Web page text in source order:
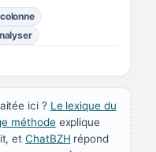
ici ? Le lexique du
méthodeexplique
etChatBZH répond